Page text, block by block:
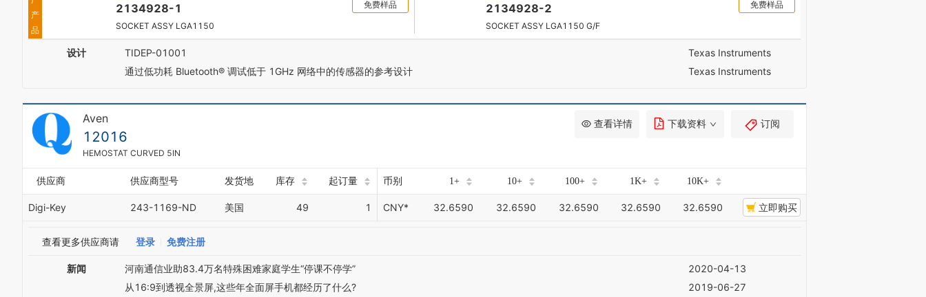
产
品
2134928-1
SOCKET ASSY LGA1150
免费样品 2134928-2
SOCKET ASSY LGA1150 G/F
免费样品
设计 TIDEP-01001
Texas Instruments
通过低功耗 Bluetooth® 调试低于 1GHz 网络中的传感器的参考设计
Texas Instruments
Aven
12016
HEMOSTAT CURVED 5IN
查看详情 下载资料 订阅
供应商 供应商型号 发货地 库存 起订量 币别 1+ 10+ 100+ 1K+ 10K+
Digi-Key 243-1169-ND 美国 49 1 CNY* 32.6590 32.6590 32.6590 32.6590 32.6590 立即购买
查看更多供应商请 登录 免费注册
新闻 河南通信业助83.4万名特殊困难家庭学生“停课不停学”
2020-04-13
从16:9到透视全景屏,这些年全面屏手机都经历了什么?
2019-06-27